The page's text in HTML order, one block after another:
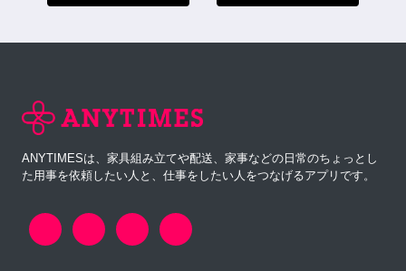
ANYTIMESは、家具組み立てや配送、家事などの日常のちょっとし
た用事を依頼したい人と、仕事をしたい人をつなげるアプリです。